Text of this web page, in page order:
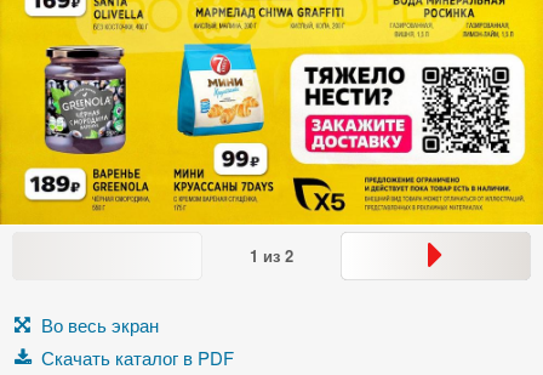
1 из 2
Во весь экран
Скачать каталог в PDF